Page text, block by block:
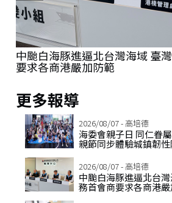
中颱白海豚進逼北台灣海域 臺
要求各商港嚴加防範
更多報導
2026/08/07 - 高培德
海委會親子日 同仁眷
親節同步體驗城鎮韌
2026/08/07 - 高培德
中颱白海豚進逼北台
務首會商要求各商港